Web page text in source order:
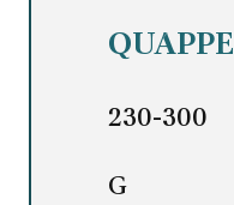
QUAPPE
230-300
G